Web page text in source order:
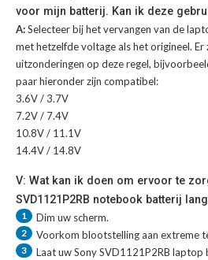
voor mijn batterij. Kan ik deze
A:Selecteer bij het vervangen van de
met hetzelfde voltage als het origineel. Er
uitzonderingen op deze regel,
paar hieronder zijn compatibel:
3.6V / 3.7V
7.2V / 7.4V
10.8V / 11.1V
14.4V / 14.8V
V: Wat kan ik doen om ervoor te
SVD1121P2RB notebook batterij
1 Dim uw scherm.
2 Voorkom blootstelling aan extreme
3 Laat uwSony SVD1121P2RB laptop